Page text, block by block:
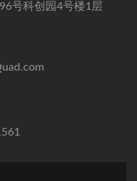
号科创园4号楼1层